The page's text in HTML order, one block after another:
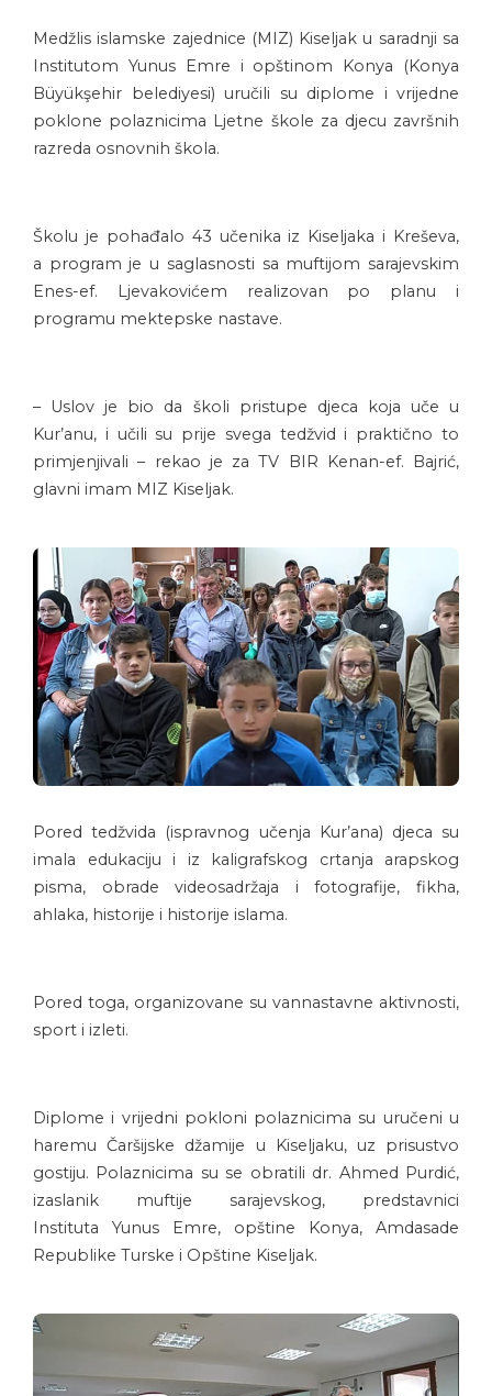
Medžlis islamske zajednice (MIZ) Kiseljak u saradnji sa
Institutom Yunus Emre i opštinom Konya (Konya
Büyükşehir belediyesi) uručili su diplome i vrijedne
poklone polaznicima Ljetne škole za djecu završnih
razreda osnovnih škola.
Školu je pohađalo 43 učenika iz Kiseljaka i Kreševa,
a program je u saglasnosti sa muftijom sarajevskim
Enes-ef. Ljevakovićem realizovan po planu i
programu mektepske nastave.
– Uslov je bio da školi pristupe djeca koja uče u
Kur’anu, i učili su prije svega tedžvid i praktično to
primjenjivali – rekao je za TV BIR Kenan-ef. Bajrić,
glavni imam MIZ Kiseljak.
Pored tedžvida (ispravnog učenja Kur’ana) djeca su
imala edukaciju i iz kaligrafskog crtanja arapskog
pisma, obrade videosadržaja i fotografije, fikha,
ahlaka, historije i historije islama.
Pored toga, organizovane su vannastavne aktivnosti,
sport i izleti.
Diplome i vrijedni pokloni polaznicima su uručeni u
haremu Čaršijske džamije u Kiseljaku, uz prisustvo
gostiju. Polaznicima su se obratili dr. Ahmed Purdić,
izaslanik muftije sarajevskog, predstavnici
Instituta Yunus Emre, opštine Konya, Amdasade
Republike Turske i Opštine Kiseljak.